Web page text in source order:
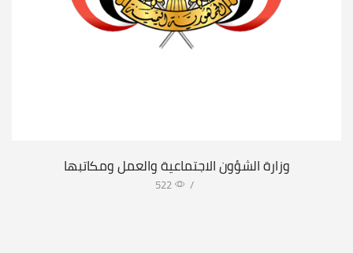
وزارة الشؤون الاجتماعية والعمل ومكاتبها
/
522